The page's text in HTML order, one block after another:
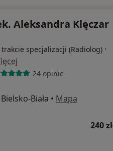
Aleksandra Klęczar
trakcie specjalizacji (Radiolog) ·
24 opinie
Biała • Mapa
240 zł